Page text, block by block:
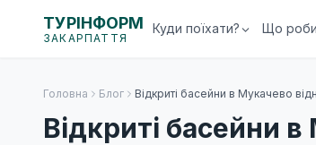
ТУРІНФОРМ
ЗАКАРПАТТЯ
Куди поїхати? Що
Головна Блог Відкриті басейни в Мукачево
Відкриті басейни